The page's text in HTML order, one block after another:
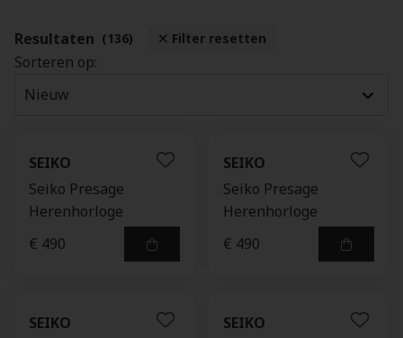
Resultaten (136) Filter resetten
Sorteren op:
SEIKO
Seiko Presage
Herenhorloge
€ 490
SEIKO
Seiko Presage
Herenhorloge
€ 490
SEIKO
SEIKO